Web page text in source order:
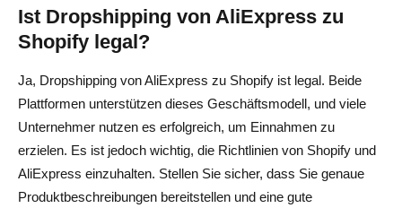
Ist Dropshipping von AliExpress zu
Shopify legal?
Ja, Dropshipping von AliExpress zu Shopify ist legal. Beide
Plattformen unterstützen dieses Geschäftsmodell, und viele
Unternehmer nutzen es erfolgreich, um Einnahmen zu
erzielen. Es ist jedoch wichtig, die Richtlinien von Shopify und
AliExpress einzuhalten. Stellen Sie sicher, dass Sie genaue
Produktbeschreibungen bereitstellen und eine gute